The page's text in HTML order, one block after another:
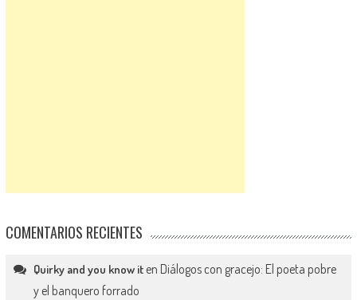
COMENTARIOS RECIENTES
Quirky and you know iten Diálogos con gracejo: El poeta pobre
y el banquero forrado